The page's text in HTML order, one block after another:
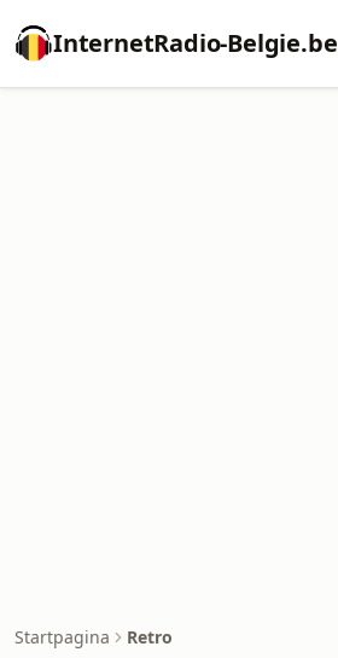
InternetRadio-Belgie.be
Startpagina Retro